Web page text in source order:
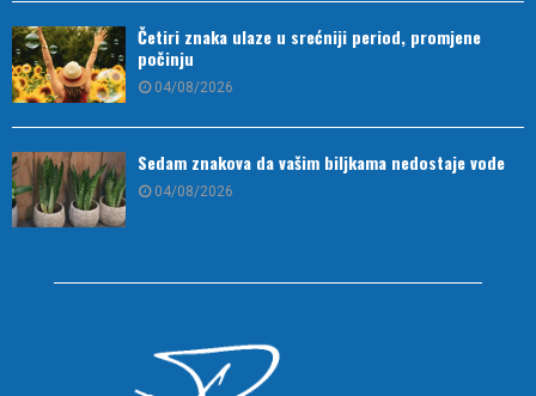
Četiri znaka ulaze u srećniji period, promjene
počinju
04/08/2026
Sedam znakova da vašim biljkama nedostaje vode
04/08/2026